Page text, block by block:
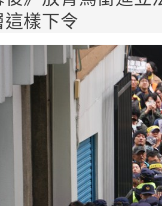
這樣下令